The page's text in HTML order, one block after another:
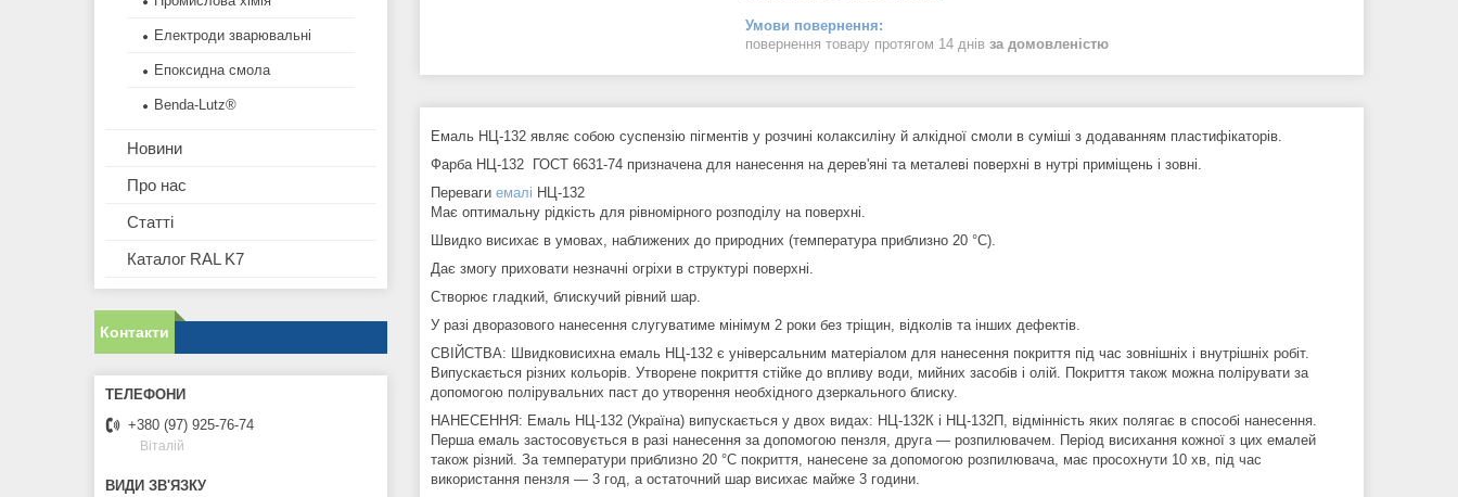
повернення товару протягом 14 днів за домовленістю
Емаль НЦ-132 являє собою суспензію пігментів у розчині колаксиліну й алкідної смоли в суміші з додаванням пластифікаторів.
Фарба НЦ-132 ГОСТ 6631-74 призначена для нанесення на дерев'яні та металеві поверхні в нутрі приміщень і зовні.
Переваги емалі НЦ-132
Має оптимальну рідкість для рівномірного розподілу на поверхні.
Швидко висихає в умовах, наближених до природних (температура приблизно 20 °C).
Дає змогу приховати незначні огріхи в структурі поверхні.
Створює гладкий, блискучий рівний шар.
У разі дворазового нанесення слугуватиме мінімум 2 роки без тріщин, відколів та інших дефектів.
СВІЙСТВА: Швидковисихна емаль НЦ-132 є універсальним матеріалом для нанесення покриття під час зовнішніх і внутрішніх робіт.
Випускається різних кольорів. Утворене покриття стійке до впливу води, мийних засобів і олій. Покриття також можна полірувати за
допомогою полірувальних паст до утворення необхідного дзеркального блиску.
НАНЕСЕННЯ: Емаль НЦ-132 (Україна) випускається у двох видах: НЦ-132К і НЦ-132П, відмінність яких полягає в способі нанесення.
Перша емаль застосовується в разі нанесення за допомогою пензля, друга — розпилювачем. Період висихання кожної з цих емалей
також різний. За температури приблизно 20 °C покриття, нанесене за допомогою розпилювача, має просохнути 10 хв, під час
використання пензля — 3 год, а остаточний шар висихає майже 3 години.
Електроди зварювальні
Епоксидна смола
Benda-Lutz®
Новини
Про нас
Статті
Каталог RAL K7
Контакти
+380 (97) 925-76-74
Віталій